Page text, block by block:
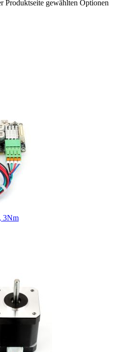
Produktseite gewählten Optionen
3Nm